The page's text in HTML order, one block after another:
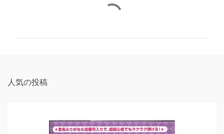
人気の投稿